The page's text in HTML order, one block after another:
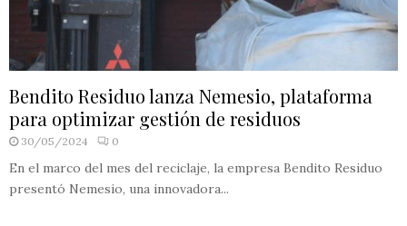
Bendito Residuo lanza Nemesio, plataforma
para optimizar gestión de residuos
30/05/2024 0
En el marco del mes del reciclaje, la empresa Bendito Residuo
presentó Nemesio, una innovadora...